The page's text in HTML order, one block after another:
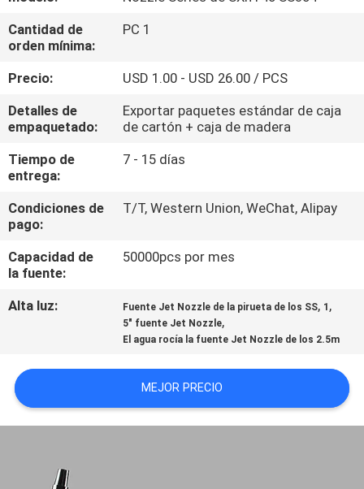
CONTROL
DE
CALIDAD
ÉNTRENOS
EN
CONTACTO
CON
UNA
NEWS
Cantidad de
orden mínima:
PC 1
Precio:
USD 1.00 - USD 26.00 / PCS
Detalles de
empaquetado:
Exportar paquetes estándar de caja
de cartón + caja de madera
Tiempo de
entrega:
7 - 15 días
Condiciones de
pago:
T/T, Western Union, WeChat, Alipay
Capacidad de
la fuente:
50000pcs por mes
Alta luz: Fuente Jet Nozzle de la pirueta de los SS, 1 ,
5" fuente Jet Nozzle,
El agua rocía la fuente Jet Nozzle de los 2.5m
MEJOR PRECIO